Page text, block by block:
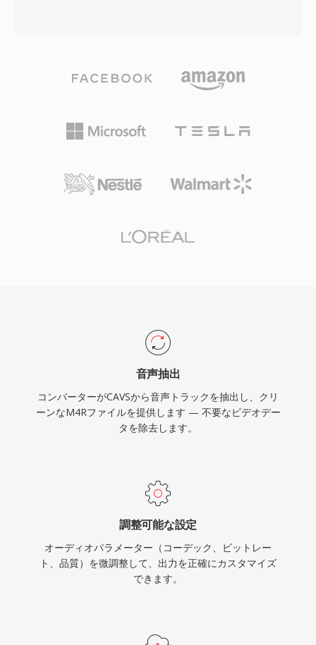
限定的ですが、CAVSの重要性は世界最大級のメ
ディア市場に対応し、世界的に支配的な動画コー
実証している点にあります。
音楽トラックが着信音ピッカーに表示されるのを
ィオクリップをAACとしてエンコードし、許可さ
れた長さにトリミングし、ファイル名を変更する
Apple Music)とGarageBandはどちらも組み込み
ウンロードされると、着信音は通話、アラーム、
生、そして即座の発信者識別のために特定の連絡
先に個別の着信音を割り当てる機能が含まれま
音声抽出
コンバーターがCAVSから音声トラックを抽出し、クリ
ーンなM4Rファイルを提供します — 不要なビデオデー
タを除去します。
調整可能な設定
オーディオパラメーター（コーデック、ビットレー
ト、品質）を微調整して、出力を正確にカスタマイズ
できます。